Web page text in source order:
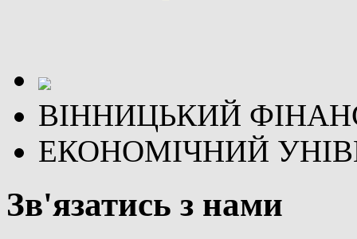
ВІННИЦЬКИЙ
ЕКОНОМІЧНИЙ
Зв'язатись з нами